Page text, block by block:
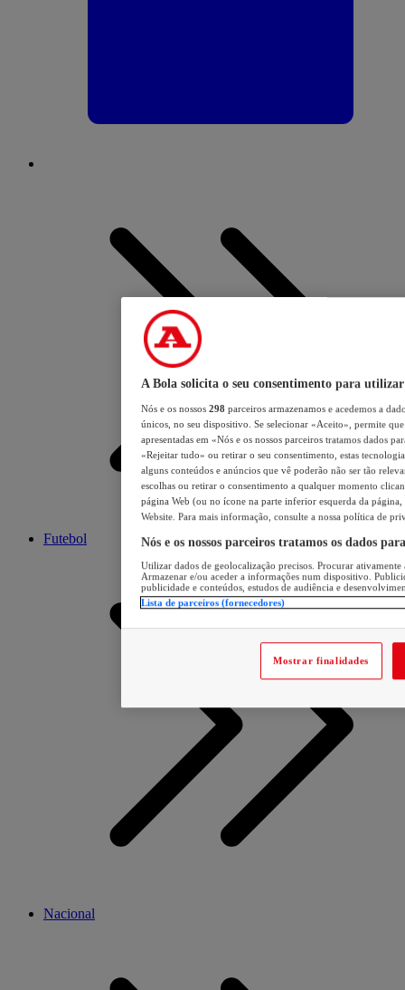
Futebol
Nacional
A Bola solicita o seu consentimento para utilizar
Nós e os nossos 298 parceiros armazenamos e acedemos a
únicos, no seu dispositivo. Se selecionar «Aceito», permite
apresentadas em «Nós e os nossos parceiros tratamos dados
«Rejeitar tudo» ou retirar o seu consentimento, estas
alguns conteúdos e anúncios que vê poderão não ser tão
escolhas ou retirar o consentimento a qualquer momento
página Web (ou no ícone na parte inferior esquerda da página,
Website. Para mais informação, consulte a nossa política de
Nós e os nossos parceiros tratamos os dados
Utilizar dados de geolocalização precisos. Procurar
Armazenar e/ou aceder a informações num dispositivo.
publicidade e conteúdos, estudos de audiência e
Lista de parceiros (fornecedores)
Mostrar finalidades